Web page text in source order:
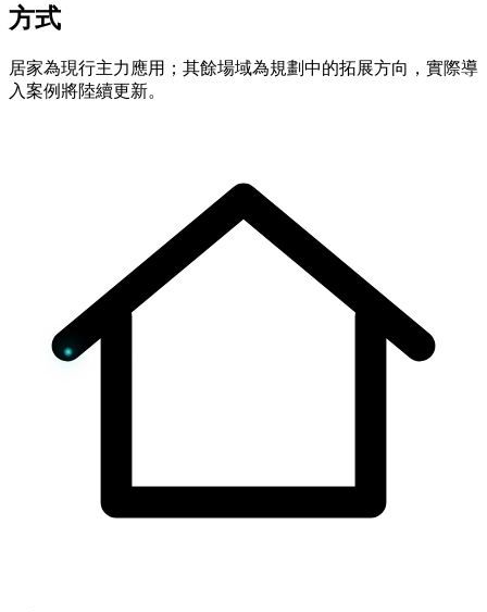
方式
居家為現行主力應用；其餘場域為規劃中的拓展方向，實際導
入案例將陸續更新。